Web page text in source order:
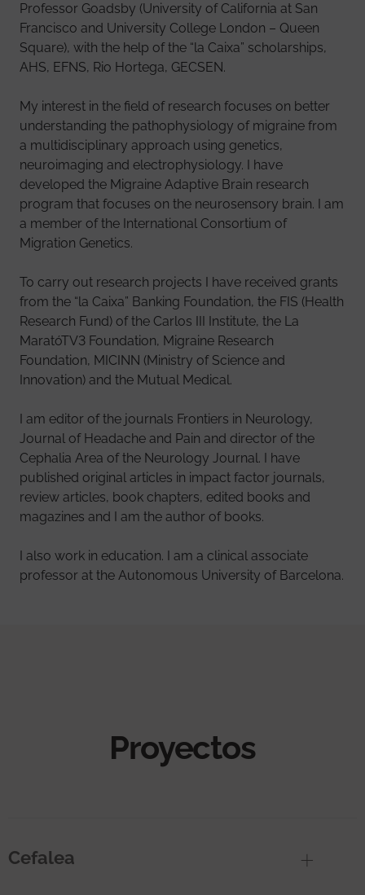
Professor Goadsby (University of California at San
Francisco and University College London – Queen
Square), with the help of the “la Caixa” scholarships,
AHS, EFNS, Rio Hortega, GECSEN.
My interest in the field of research focuses on better
understanding the pathophysiology of migraine from
a multidisciplinary approach using genetics,
neuroimaging and electrophysiology. I have
developed the Migraine Adaptive Brain research
program that focuses on the neurosensory brain. I am
a member of the International Consortium of
Migration Genetics.
To carry out research projects I have received grants
from the “la Caixa” Banking Foundation, the FIS (Health
Research Fund) of the Carlos III Institute, the La
MaratóTV3 Foundation, Migraine Research
Foundation, MICINN (Ministry of Science and
Innovation) and the Mutual Medical.
I am editor of the journals Frontiers in Neurology,
Journal of Headache and Pain and director of the
Cephalia Area of the Neurology Journal. I have
published original articles in impact factor journals,
review articles, book chapters, edited books and
magazines and I am the author of books.
I also work in education. I am a clinical associate
professor at the Autonomous University of Barcelona.
Proyectos
Cefalea